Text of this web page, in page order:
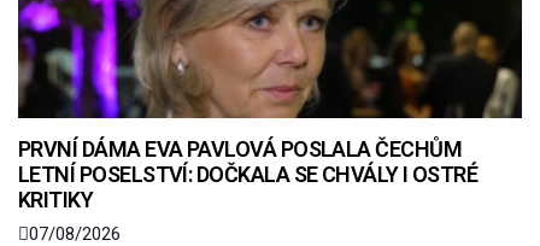
PRVNÍ DÁMA EVA PAVLOVÁ POSLALA ČECHŮM
LETNÍ POSELSTVÍ: DOČKALA SE CHVÁLY I OSTRÉ
KRITIKY
07/08/2026